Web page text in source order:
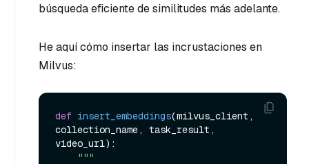
búsqueda eficiente de similitudes más adelante.
He aquí cómo insertar las incrustaciones en
Milvus:
def insert_embeddings(milvus_client,
collection_name, task_result,
video_url):
"""